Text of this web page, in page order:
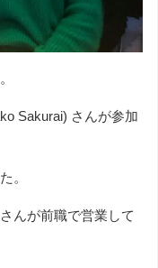
Sakurai) さんが参加
。
んが前職で営業して